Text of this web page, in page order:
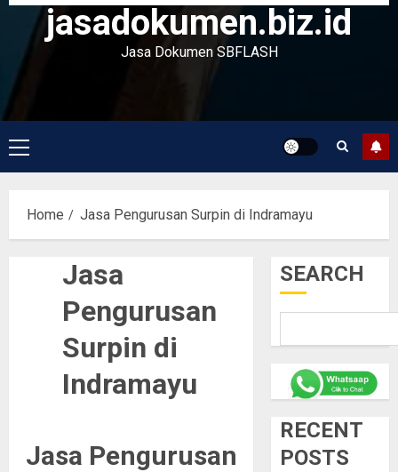
jasadokumen.biz.id
Jasa Dokumen SBFLASH
Primary
Menu
Home Jasa Pengurusan Surpin di Indramayu
Jasa
Pengurusan
Surpin di
Indramayu
Jasa Pengurusan
SEARCH
RECENT
POSTS